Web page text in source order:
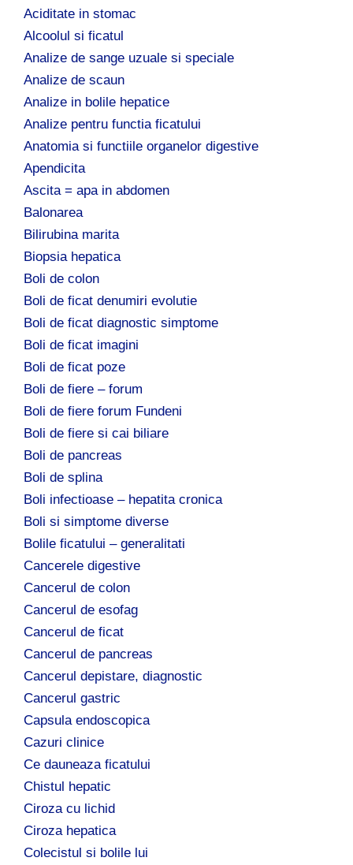
Aciditate in stomac
Alcoolul si ficatul
Analize de sange uzuale si speciale
Analize de scaun
Analize in bolile hepatice
Analize pentru functia ficatului
Anatomia si functiile organelor digestive
Apendicita
Ascita = apa in abdomen
Balonarea
Bilirubina marita
Biopsia hepatica
Boli de colon
Boli de ficat denumiri evolutie
Boli de ficat diagnostic simptome
Boli de ficat imagini
Boli de ficat poze
Boli de fiere – forum
Boli de fiere forum Fundeni
Boli de fiere si cai biliare
Boli de pancreas
Boli de splina
Boli infectioase – hepatita cronica
Boli si simptome diverse
Bolile ficatului – generalitati
Cancerele digestive
Cancerul de colon
Cancerul de esofag
Cancerul de ficat
Cancerul de pancreas
Cancerul depistare, diagnostic
Cancerul gastric
Capsula endoscopica
Cazuri clinice
Ce dauneaza ficatului
Chistul hepatic
Ciroza cu lichid
Ciroza hepatica
Colecistul si bolile lui